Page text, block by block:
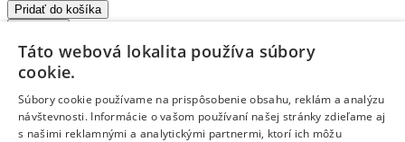
Pridať do košíka
224032
GPS navigácie
Táto webová lokalita používa súbory
cookie.
Súbory cookie používame na prispôsobenie obsahu, reklám a analýzu
návštevnosti. Informácie o vašom používaní našej stránky zdieľame aj
s našimi reklamnými a analytickými partnermi, ktorí ich môžu